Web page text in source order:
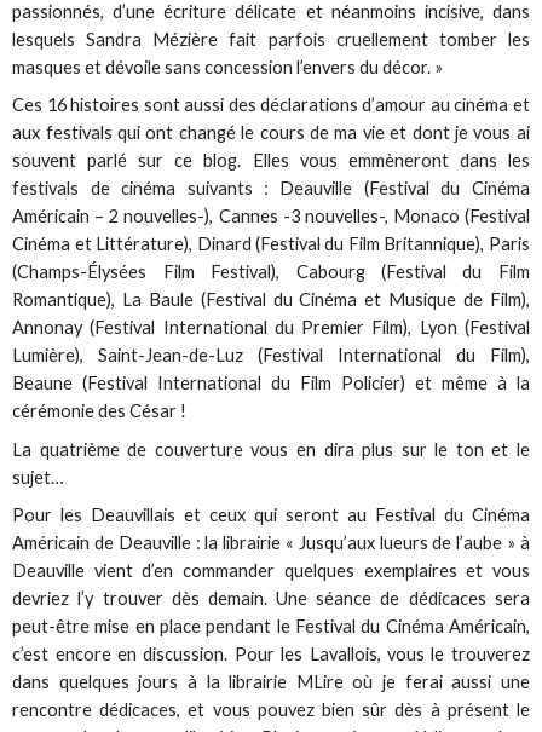
passionnés, d’une écriture délicate et néanmoins incisive, dans
lesquels Sandra Mézière fait parfois cruellement tomber les
masques et dévoile sans concession l’envers du décor. »
Ces 16 histoires sont aussi des déclarations d’amour au cinéma et
aux festivals qui ont changé le cours de ma vie et dont je vous ai
souvent parlé sur ce blog. Elles vous emmèneront dans les
festivals de cinéma suivants : Deauville (Festival du Cinéma
Américain – 2 nouvelles-), Cannes -3 nouvelles-, Monaco (Festival
Cinéma et Littérature), Dinard (Festival du Film Britannique), Paris
(Champs-Élysées Film Festival), Cabourg (Festival du Film
Romantique), La Baule (Festival du Cinéma et Musique de Film),
Annonay (Festival International du Premier Film), Lyon (Festival
Lumière), Saint-Jean-de-Luz (Festival International du Film),
Beaune (Festival International du Film Policier) et même à la
cérémonie des César !
La quatrième de couverture vous en dira plus sur le ton et le
sujet…
Pour les Deauvillais et ceux qui seront au Festival du Cinéma
Américain de Deauville : la librairie « Jusqu’aux lueurs de l’aube » à
Deauville vient d’en commander quelques exemplaires et vous
devriez l’y trouver dès demain. Une séance de dédicaces sera
peut-être mise en place pendant le Festival du Cinéma Américain,
c’est encore en discussion. Pour les Lavallois, vous le trouverez
dans quelques jours à la librairie MLire où je ferai aussi une
rencontre dédicaces, et vous pouvez bien sûr dès à présent le